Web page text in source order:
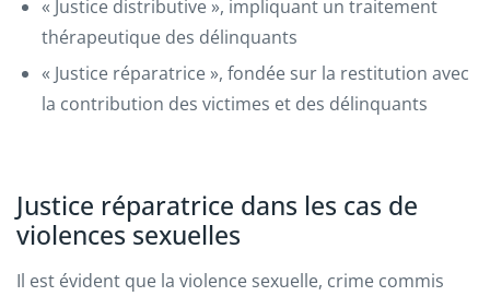
« Justice distributive », impliquant un traitement
thérapeutique des délinquants
« Justice réparatrice », fondée sur la restitution avec
la contribution des victimes et des délinquants
Justice réparatrice dans les cas de
violences sexuelles
Il est évident que la violence sexuelle, crime commis